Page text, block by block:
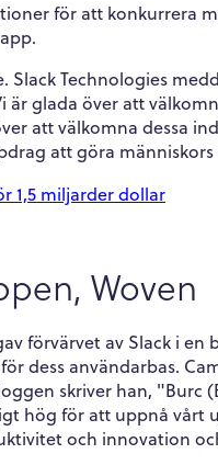
för att konkurrera
Technologies
är glada över att
att välkomna dessa
att göra
1,5 miljarder dollar
Woven
förvärvet av Slack i
dess användarbas.
skriver han, "Burc
hög för att uppnå vårt
och innovation